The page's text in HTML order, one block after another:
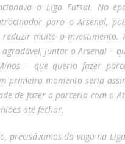
a Liga Futsal. Na
para o Arsenal,
muito o investimento.
juntar o Arsenal –
– que queria fazer
primeiro momento seria
de fazer a parceria com o
até fechar.
precisávamos da vaga na